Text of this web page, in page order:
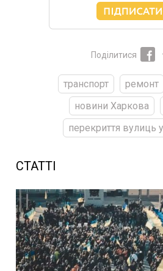
Поділитися
транспорт ремонт
новини Харкова
перекриття вулиць
СТАТТІ